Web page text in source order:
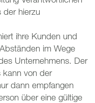
hierzu
ihre Kunden und
im Wege
Unternehmens. Der
kann von der
dann empfangen
über eine gültige